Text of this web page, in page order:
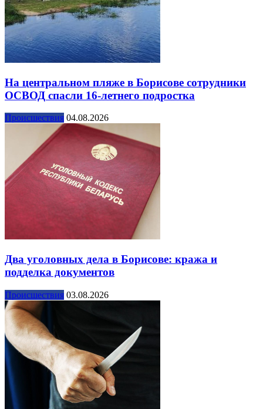
На центральном пляже в Борисове сотрудники
ОСВОД спасли 16-летнего подростка
Происшествия 04.08.2026
Два уголовных дела в Борисове: кража и
подделка документов
Происшествия 03.08.2026